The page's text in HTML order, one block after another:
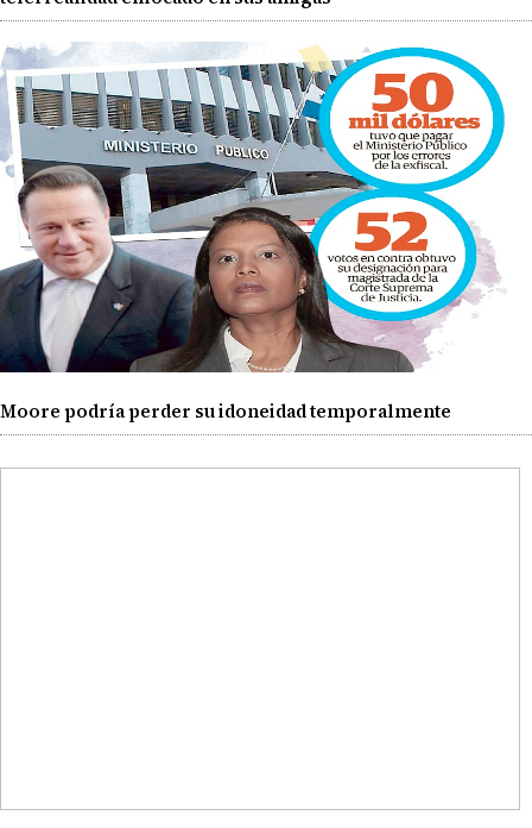
Moore podría perder su idoneidad temporalmente